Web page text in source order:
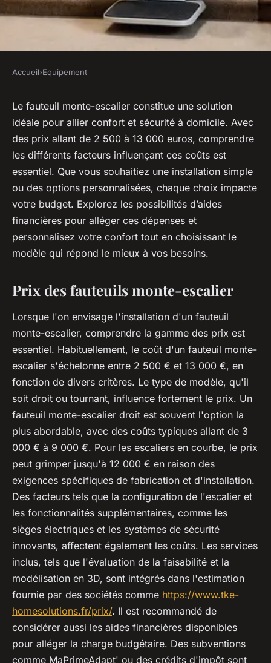
EQUIPEMENT
Fauteuil monte-escalier prix :
personnalisez votre confort !
Lya •20 janvier 2025•3 min de lecture
Accueil›Equipement
Le fauteuil monte-escalier constitue une solution
idéale pour allier confort et sécurité à domicile. Avec
des prix allant de 2 500 à 13 000 euros, comprendre
les différents facteurs influençant ces coûts est
essentiel. Que vous souhaitiez une installation simple
ou des options personnalisées, chaque choix impacte
votre budget. Explorez les possibilités d’aides
financières pour alléger ces dépenses et
personnalisez votre confort tout en choisissant le
modèle qui répond le mieux à vos besoins.
Prix des fauteuils monte-escalier
Lorsque l'on envisage l'installation d'un fauteuil
monte-escalier, comprendre la gamme des prix est
essentiel. Habituellement, le coût d'un fauteuil monte-
escalier s'échelonne entre 2 500 € et 13 000 €, en
fonction de divers critères. Le type de modèle, qu'il
soit droit ou tournant, influence fortement le prix. Un
fauteuil monte-escalier droit est souvent l'option la
plus abordable, avec des coûts typiques allant de 3
000 € à 9 000 €. Pour les escaliers en courbe, le prix
peut grimper jusqu'à 12 000 € en raison des
exigences spécifiques de fabrication et d'installation.
Des facteurs tels que la configuration de l'escalier et
les fonctionnalités supplémentaires, comme les
sièges électriques et les systèmes de sécurité
innovants, affectent également les coûts. Les services
inclus, tels que l'évaluation de la faisabilité et la
modélisation en 3D, sont intégrés dans l'estimation
fournie par des sociétés comme https://www.tke-
homesolutions.fr/prix/. Il est recommandé de
considérer aussi les aides financières disponibles
pour alléger la charge budgétaire. Des subventions
comme MaPrimeAdapt' ou des crédits d'impôt sont